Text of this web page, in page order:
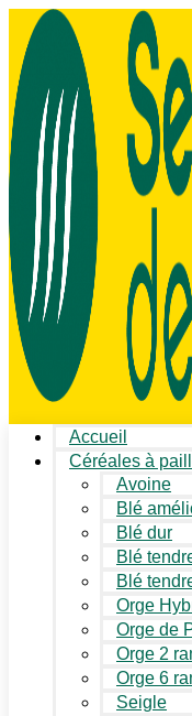
Accueil
Céréales à
Avoine
Blé
Blé dur
Blé
Blé
Orge
Orge de
Orge 2
Orge 6
Seigle